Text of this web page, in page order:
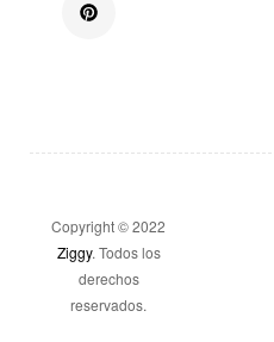
Copyright © 2022
Ziggy. Todos los
derechos
reservados.